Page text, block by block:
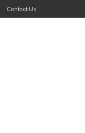
Contact Us